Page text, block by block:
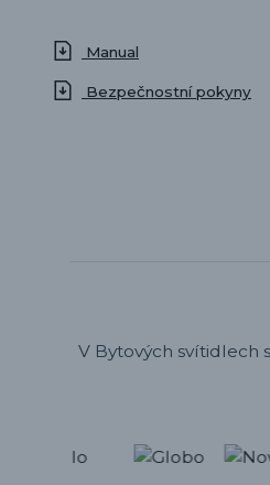
Manual
Bezpečnostní pokyny
V Bytových svítidlech